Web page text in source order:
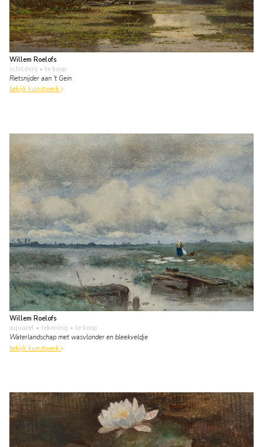
Willem Roelofs
schilderij • te koop
Rietsnijder aan 't Gein
bekijk kunstwerk
Willem Roelofs
aquarel • tekening • te koop
Waterlandschap met wasvlonder en bleekveldje
bekijk kunstwerk